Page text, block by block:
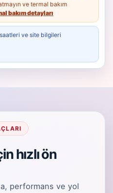
ve termal bakım
bakım detayları
ve site bilgileri
hızlı ön
performans ve yol